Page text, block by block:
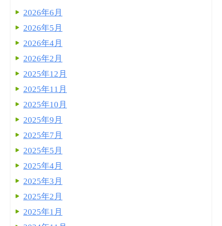
2026年6月
2026年5月
2026年4月
2026年2月
2025年12月
2025年11月
2025年10月
2025年9月
2025年7月
2025年5月
2025年4月
2025年3月
2025年2月
2025年1月